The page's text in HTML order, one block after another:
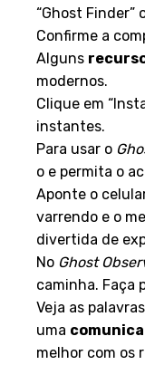
“Ghost Finder”
Confirme a
Alguns
modernos.
Clique em
instantes.
Para usar o
o e permita o
Aponte o
varrendo e o
divertida de
No Ghost
caminha. Faça
Veja as
uma
melhor com os